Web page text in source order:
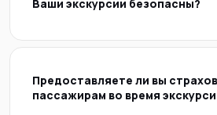
Ваши экскурсии безопасны?
Предоставляете ли вы
пассажирам во время